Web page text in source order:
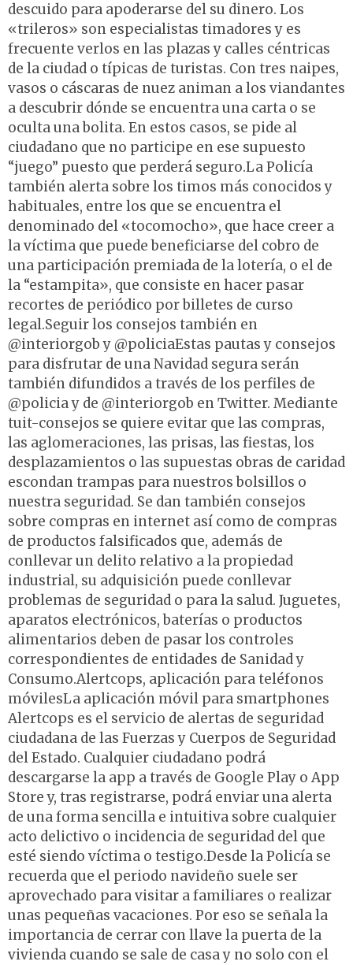
descuido para apoderarse del su dinero. Los
«trileros» son especialistas timadores y es
frecuente verlos en las plazas y calles céntricas
de la ciudad o típicas de turistas. Con tres naipes,
vasos o cáscaras de nuez animan a los viandantes
a descubrir dónde se encuentra una carta o se
oculta una bolita. En estos casos, se pide al
ciudadano que no participe en ese supuesto
“juego” puesto que perderá seguro.La Policía
también alerta sobre los timos más conocidos y
habituales, entre los que se encuentra el
denominado del «tocomocho», que hace creer a
la víctima que puede beneficiarse del cobro de
una participación premiada de la lotería, o el de
la “estampita», que consiste en hacer pasar
recortes de periódico por billetes de curso
legal.Seguir los consejos también en
@interiorgob y @policiaEstas pautas y consejos
para disfrutar de una Navidad segura serán
también difundidos a través de los perfiles de
@policia y de @interiorgob en Twitter. Mediante
tuit-consejos se quiere evitar que las compras,
las aglomeraciones, las prisas, las fiestas, los
desplazamientos o las supuestas obras de caridad
escondan trampas para nuestros bolsillos o
nuestra seguridad. Se dan también consejos
sobre compras en internet así como de compras
de productos falsificados que, además de
conllevar un delito relativo a la propiedad
industrial, su adquisición puede conllevar
problemas de seguridad o para la salud. Juguetes,
aparatos electrónicos, baterías o productos
alimentarios deben de pasar los controles
correspondientes de entidades de Sanidad y
Consumo.Alertcops, aplicación para teléfonos
móvilesLa aplicación móvil para smartphones
Alertcops es el servicio de alertas de seguridad
ciudadana de las Fuerzas y Cuerpos de Seguridad
del Estado. Cualquier ciudadano podrá
descargarse la app a través de Google Play o App
Store y, tras registrarse, podrá enviar una alerta
de una forma sencilla e intuitiva sobre cualquier
acto delictivo o incidencia de seguridad del que
esté siendo víctima o testigo.Desde la Policía se
recuerda que el periodo navideño suele ser
aprovechado para visitar a familiares o realizar
unas pequeñas vacaciones. Por eso se señala la
importancia de cerrar con llave la puerta de la
vivienda cuando se sale de casa y no solo con el